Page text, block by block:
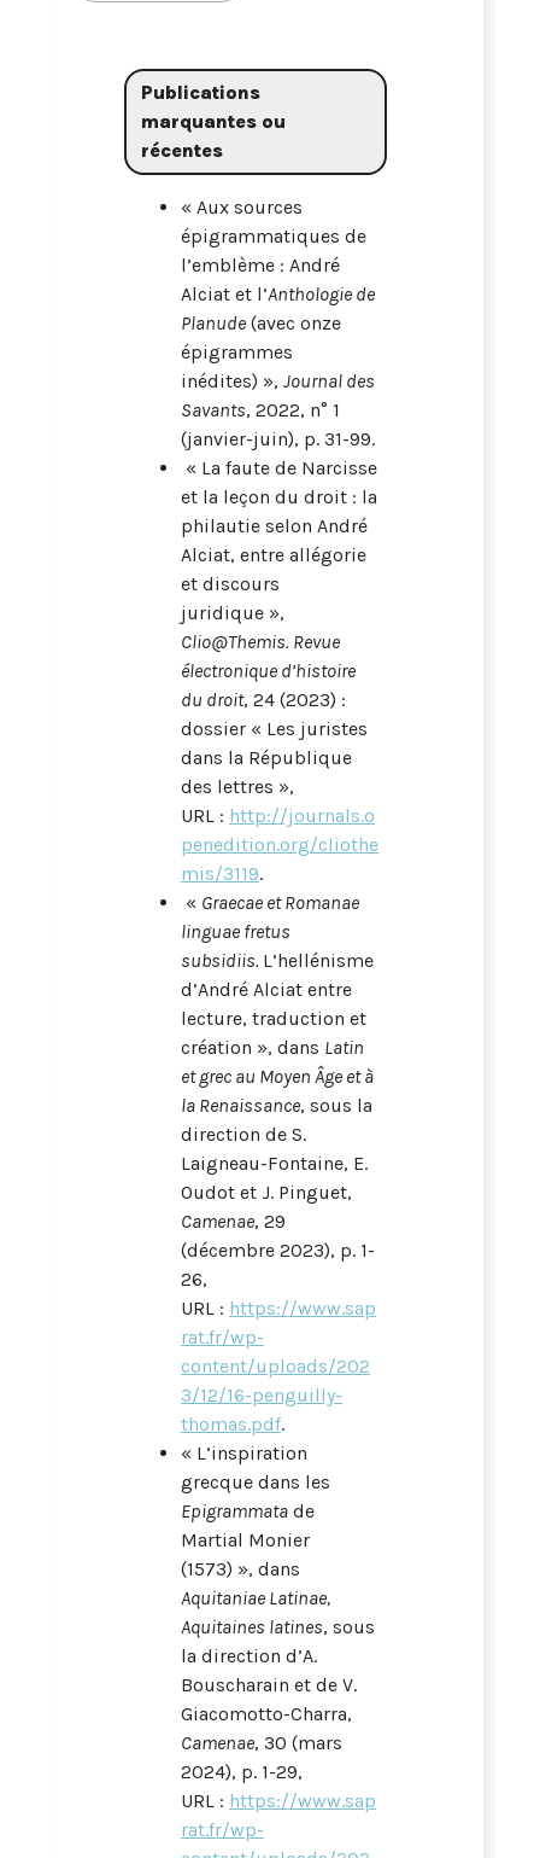
Publications
marquantes ou
récentes
« Aux sources
épigrammatiques de
l’emblème : André
Alciat et l’Anthologie de
Planude (avec onze
épigrammes
inédites) », Journal des
Savants, 2022, n° 1
(janvier-juin), p. 31-99.
« La faute de Narcisse
et la leçon du droit : la
philautie selon André
Alciat, entre allégorie
et discours
juridique »,
Clio@Themis. Revue
électronique d’histoire
du droit, 24 (2023) :
dossier « Les juristes
dans la République
des lettres »,
URL : http://journals.o
penedition.org/cliothe
mis/3119.
« Graecae et Romanae
linguae fretus
subsidiis. L’hellénisme
d’André Alciat entre
lecture, traduction et
création », dans Latin
et grec au Moyen Âge et à
la Renaissance, sous la
direction de S.
Laigneau-Fontaine, E.
Oudot et J. Pinguet,
Camenae, 29
(décembre 2023), p. 1-
26,
URL : https://www.sap
rat.fr/wp-
content/uploads/202
3/12/16-penguilly-
thomas.pdf.
« L’inspiration
grecque dans les
Epigrammata de
Martial Monier
(1573) », dans
Aquitaniae Latinae,
Aquitaines latines, sous
la direction d’A.
Bouscharain et de V.
Giacomotto-Charra,
Camenae, 30 (mars
2024), p. 1-29,
URL : https://www.sap
rat.fr/wp-